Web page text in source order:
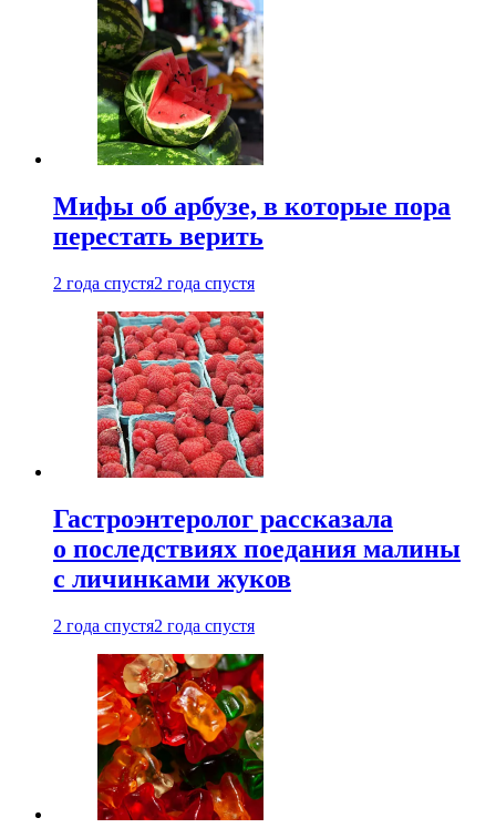
Мифы об арбузе, в которые пора
перестать верить
2 года спустя2 года спустя
Гастроэнтеролог рассказала
о последствиях поедания малины
с личинками жуков
2 года спустя2 года спустя